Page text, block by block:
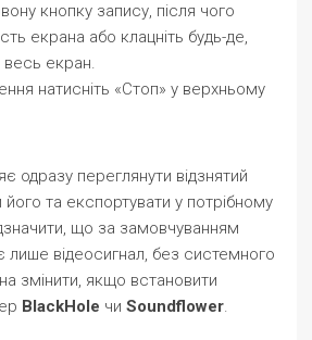
кнопку запису, після чого
екрана або клацніть будь-де,
екран.
натисніть «Стоп» у верхньому
одразу переглянути відзнятий
його та експортувати у потрібному
що за замовчуванням
лише відеосигнал, без системного
змінити, якщо встановити
BlackHole чи Soundflower.